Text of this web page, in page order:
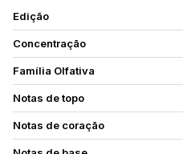
Edição
Concentração
Família Olfativa
Notas de topo
Notas de coração